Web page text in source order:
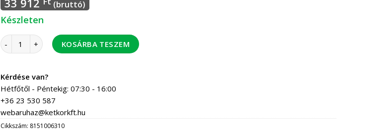
33 912 (bruttó)
Készleten
Mofém Junior Evo kádtöltő csaptelep zuhanyszett nélkül mennyiség
KOSÁRBA TESZEM
Kérdése van?
Hétfőtől - Péntekig: 07:30 - 16:00
+36 23 530 587
webaruhaz@ketkorkft.hu
Cikkszám: 8151006310